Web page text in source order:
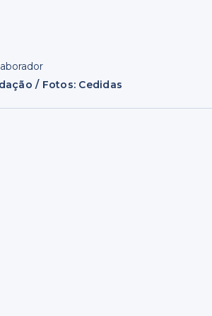
/ Fotos: Cedidas